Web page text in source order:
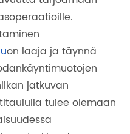
on laaja ja täynnä
jatkuvan
tulee olemaan